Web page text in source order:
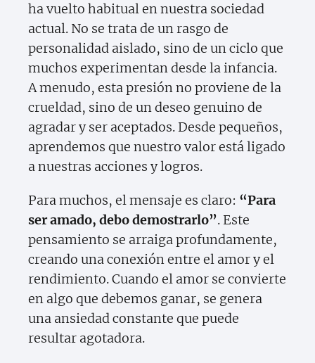
ha vuelto habitual en nuestra sociedad
actual. No se trata de un rasgo de
personalidad aislado, sino de un ciclo que
muchos experimentan desde la infancia.
A menudo, esta presión no proviene de la
crueldad, sino de un deseo genuino de
agradar y ser aceptados. Desde pequeños,
aprendemos que nuestro valor está ligado
a nuestras acciones y logros.
Para muchos, el mensaje es claro: “Para
ser amado, debo demostrarlo”. Este
pensamiento se arraiga profundamente,
creando una conexión entre el amor y el
rendimiento. Cuando el amor se convierte
en algo que debemos ganar, se genera
una ansiedad constante que puede
resultar agotadora.